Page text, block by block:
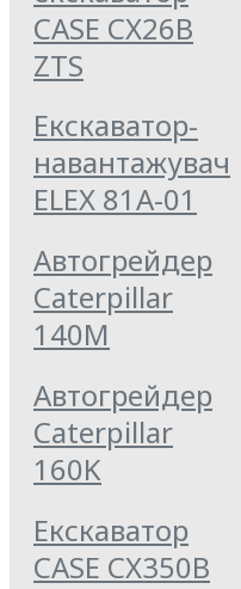
CASE CX26B
ZTS
Екскаватор-
навантажувач
ELEX 81А-01
Автогрейдер
Caterpillar
140M
Автогрейдер
Caterpillar
160K
Екскаватор
CASE CX350B